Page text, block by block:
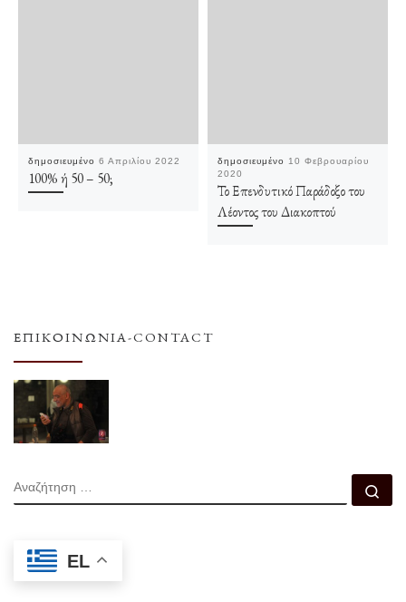
δημοσιευμένο6 Απριλίου 2022
100% ή 50 – 50;
δημοσιευμένο 10 Φεβρουαρίου
2020
Το Επενδυτικό Παράδοξο του
Λέοντος του Διακοπτού
ΕΠΙΚΟΙΝΩΝΊΑ-CONTACT
ΑΝΑΖΉΤΗΣΗ
EL